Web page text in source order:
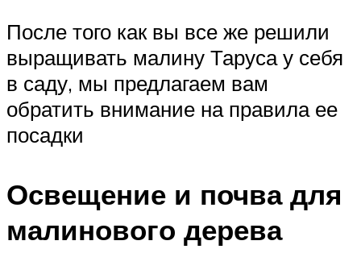
После того как вы все же решили
выращивать малину Таруса у себя
в саду, мы предлагаем вам
обратить внимание на правила ее
посадки
Освещение и почва для
малинового дерева